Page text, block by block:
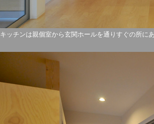
キッチンは親個室から玄関ホールを通りすぐの所に